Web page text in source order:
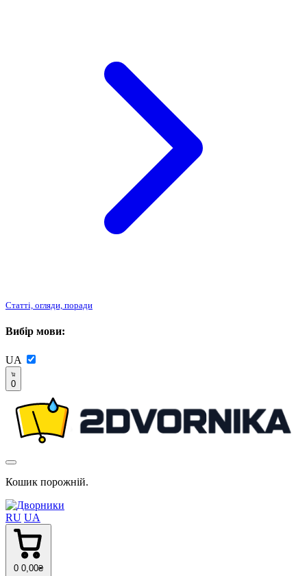
Статті, огляди, поради
Вибір мови:
UA
0
Кошик порожній.
RU UA
0 0 ,00₴